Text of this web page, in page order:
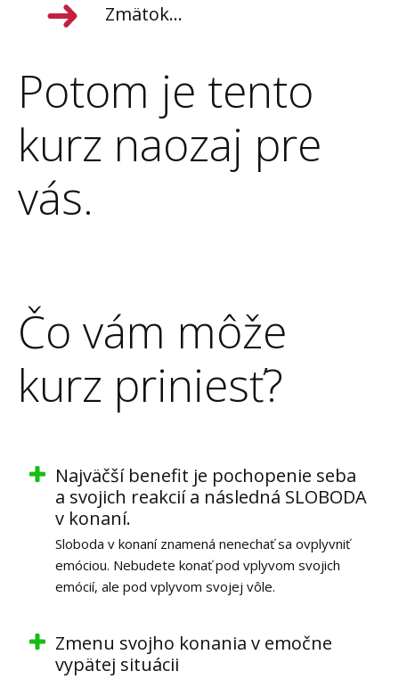
Zmätok...
Potom je tento
kurz naozaj pre
vás.
Čo vám môže
kurz priniesť?
Najväčší benefit je pochopenie seba
a svojich reakcií a následná SLOBODA
v konaní.
Sloboda v konaní znamená nenechať sa ovplyvniť
emóciou. Nebudete konať pod vplyvom svojich
emócií, ale pod vplyvom svojej vôle.
Zmenu svojho konania v emočne
vypätej situácii